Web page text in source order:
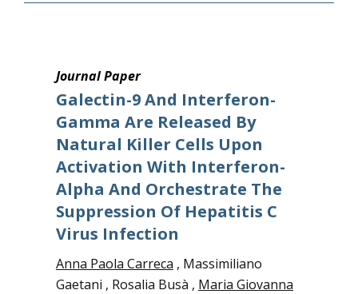
Journal Paper
Galectin-9 And Interferon-
Gamma Are Released By
Natural Killer Cells Upon
Activation With Interferon-
Alpha And Orchestrate The
Suppression Of Hepatitis C
Virus Infection
Anna Paola Carreca , Massimiliano
Gaetani , Rosalia Busà , Maria Giovanna